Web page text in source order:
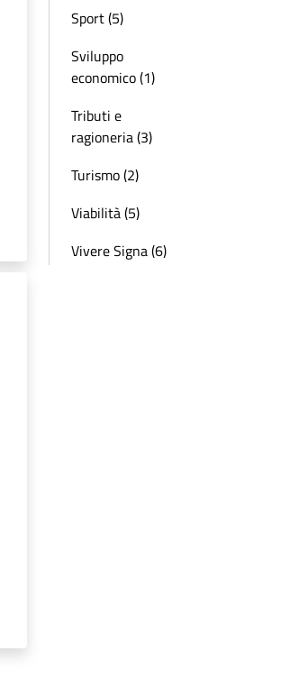
Sport (5)
Sviluppo
economico (1)
Tributi e
ragioneria (3)
Turismo (2)
Viabilità (5)
Vivere Signa (6)